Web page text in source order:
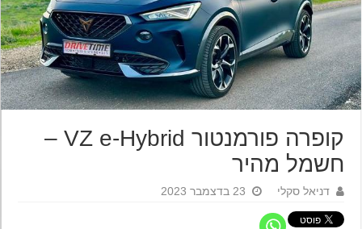
קופרה פורמנטור VZ e-Hybrid –
חשמל מהיר
דניאל סקלי 23 בדצמבר 2023